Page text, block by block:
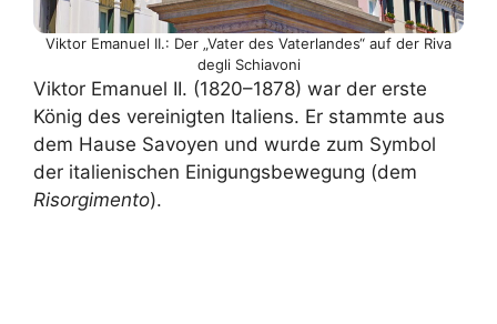
Viktor Emanuel II.: Der „Vater des Vaterlandes“ auf der Riva
degli Schiavoni
Viktor Emanuel II. (1820–1878) war der erste
König des vereinigten Italiens. Er stammte aus
dem Hause Savoyen und wurde zum Symbol
der italienischen Einigungsbewegung (dem
Risorgimento).